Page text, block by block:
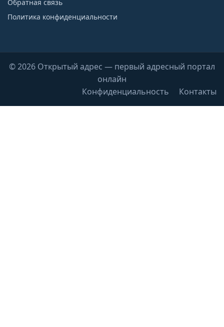
Обратная связь
Политика конфиденциальности
© 2026 Открытый адрес — первый адресный портал
онлайн
Конфиденциальность
Контакты